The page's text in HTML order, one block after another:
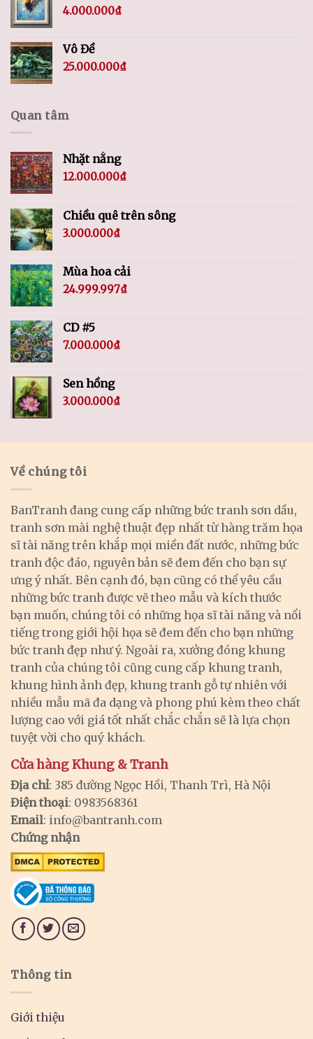
4.000.000₫
Vô Đề
25.000.000₫
Quan tâm
Nhặt nắng
12.000.000₫
Chiều quê trên sông
3.000.000₫
Mùa hoa cải
24.999.997₫
CD #5
7.000.000₫
Sen hồng
3.000.000₫
Về chúng tôi
BanTranh đang cung cấp những bức tranh sơn dầu,
tranh sơn mài nghệ thuật đẹp nhất từ hàng trăm họa
sĩ tài năng trên khắp mọi miền đất nước, những bức
tranh độc đáo, nguyên bản sẽ đem đến cho bạn sự
ưng ý nhất. Bên cạnh đó, bạn cũng có thể yêu cầu
những bức tranh được vẽ theo mẫu và kích thước
bạn muốn, chúng tôi có những họa sĩ tài năng và nổi
tiếng trong giới hội họa sẽ đem đến cho bạn những
bức tranh đẹp như ý. Ngoài ra, xưởng đóng khung
tranh của chúng tôi cũng cung cấp khung tranh,
khung hình ảnh đẹp, khung tranh gỗ tự nhiên với
nhiều mẫu mã đa dạng và phong phú kèm theo chất
lượng cao với giá tốt nhất chắc chắn sẽ là lựa chọn
tuyệt vời cho quý khách.
Cửa hàng Khung & Tranh
Địa chỉ: 385 đường Ngọc Hồi, Thanh Trì, Hà Nội
Điện thoại: 0983568361
Email: info@bantranh.com
Chứng nhận
Thông tin
Giới thiệu